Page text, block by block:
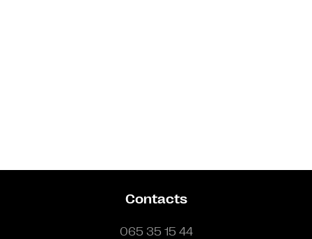
Contacts
065 35 15 44